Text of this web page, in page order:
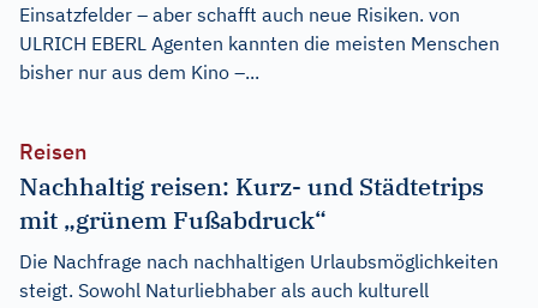
Einsatzfelder – aber schafft auch neue Risiken. von
ULRICH EBERL Agenten kannten die meisten Menschen
bisher nur aus dem Kino –...
Reisen
Nachhaltig reisen: Kurz- und Städtetrips
mit „grünem Fußabdruck“
Die Nachfrage nach nachhaltigen Urlaubsmöglichkeiten
steigt. Sowohl Naturliebhaber als auch kulturell